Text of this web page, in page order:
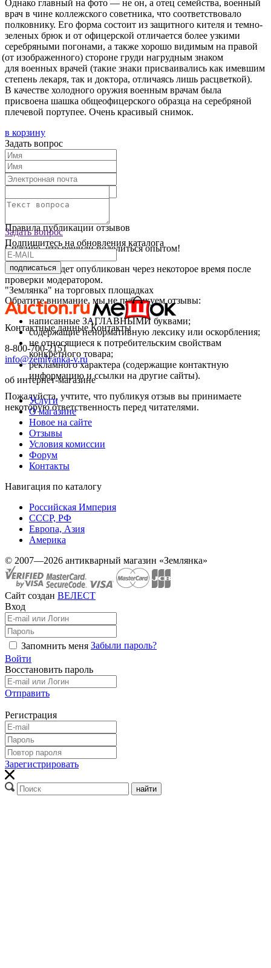
Однако главный на фото — не он, а отец семейства, военный
врач в чине коллежского советника, что соответствовало
полковнику. Его форма состоит из защитного кителя и темно-
зеленых брюк и от офицерской отличается более узкими
серебряными погонами, а также хорошо видимым на правой
(от изображенного) стороне груди нагрудным знаком
для военных врачей (такие знаки присваивались как имевшим
степень лекаря, так и доктора, отличаясь лишь расцветкой).
В качестве холодного оружия военным врачам была
присвоена шашка общеофицерского образца на серебряной
плечевой портупее. Очень красивый снимок.
в корзину
Текст отзыва:
Правила публикации отзывов
Спасибо, что решили поделиться опытом!
Ваш отзыв будет опубликован через некоторое время после
проверки модератором.
Обратите внимание, мы не публикуем отзывы:
написанные ЗАГЛАВНЫМИ буквами;
содержащие ненормативную лексику или оскорбления;
не относящиеся к потребительским свойствам
конкретного товара;
рекламного характера (содержащие контактную
информацию и ссылки на другие сайты).
Пожалуйста, учтите, что публикуя отзыв вы принимаете
некоторую ответственность перед читателями.
Задать вопрос
Задать вопрос
Подпишитесь на обновления каталога
подписаться
"Землянка" на торговых площадках
Контактные данные Контакты
8-800-700-2151
info@zemlyanka-v.ru
об интернет-магазине
Услуги
О магазине
Новое на сайте
Отзывы
Условия комиссии
Форум
Контакты
Навигация по каталогу
Российская Империя
СССР, РФ
Европа, Азия
Америка
© 2007—2026 антикварный магазин «Землянка»
Сайт создан ВЕЛЕСТ
Вход
Запомнить меня Забыли пароль?
Войти
Восстановить пароль
Отправить
Регистрация
Зарегистрировать
найти